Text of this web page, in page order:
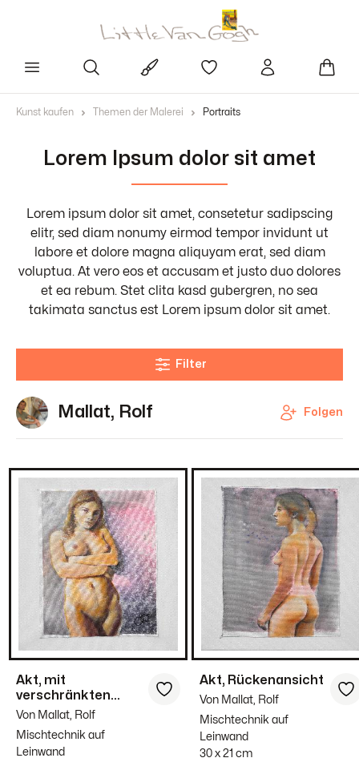
Kunst kaufen Themen der Malerei Portraits
Lorem Ipsum dolor sit amet
Lorem ipsum dolor sit amet, consetetur sadipscing
elitr, sed diam nonumy eirmod tempor invidunt ut
labore et dolore magna aliquyam erat, sed diam
voluptua. At vero eos et accusam et justo duo dolores
et ea rebum. Stet clita kasd gubergren, no sea
takimata sanctus est Lorem ipsum dolor sit amet.
Filter
Mallat, Rolf Folgen
Akt, mit
verschränkten
Armen
Von Mallat, Rolf
Mischtechnik auf
Leinwand
Akt, Rückenansicht
Von Mallat, Rolf
Mischtechnik auf
Leinwand
30 x 21 cm